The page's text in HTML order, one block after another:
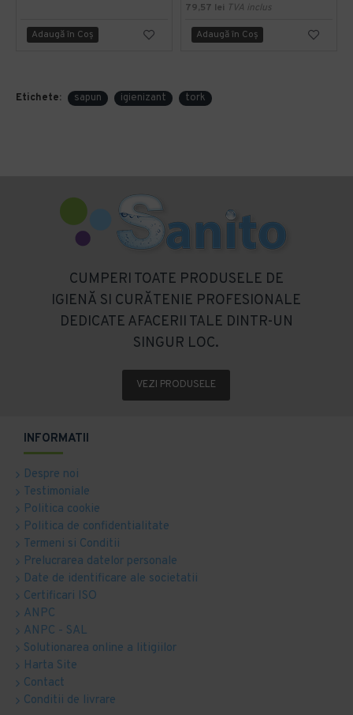
Adaugă în Coş
79,57 lei TVA inclus
Adaugă în Coş
Etichete: sapun igienizant tork
CUMPERI TOATE PRODUSELE DE
IGIENĂ SI CURĂTENIE PROFESIONALE
DEDICATE AFACERII TALE DINTR-UN
SINGUR LOC.
VEZI PRODUSELE
INFORMATII
Despre noi
Testimoniale
Politica cookie
Politica de confidentialitate
Termeni si Conditii
Prelucrarea datelor personale
Date de identificare ale societatii
Certificari ISO
ANPC
ANPC - SAL
Solutionarea online a litigiilor
Harta Site
Contact
Conditii de livrare